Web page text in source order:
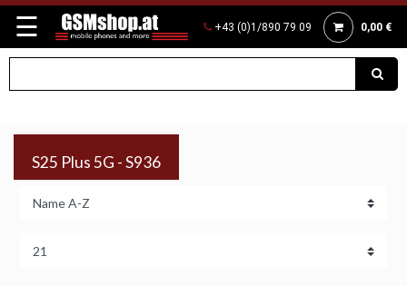
☰ +43 (0)1/890 79 09 0,00 €
S25 Plus 5G - S936